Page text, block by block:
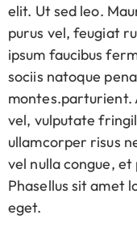
elit. Ut sed leo.
purus vel, feugiat
ipsum faucibus
sociis natoque
montes.parturient.
vel, vulputate
ullamcorper risus
vel nulla congue,
Phasellus sit amet
eget.